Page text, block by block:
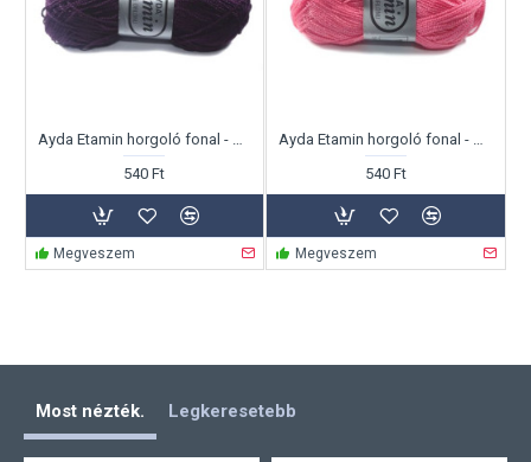
Ayda Etamin horgoló fonal - padlizsán
540 Ft
Megveszem
Ayda Etamin horgoló fonal - pink
540 Ft
Megveszem
Most nézték. Legkeresetebb